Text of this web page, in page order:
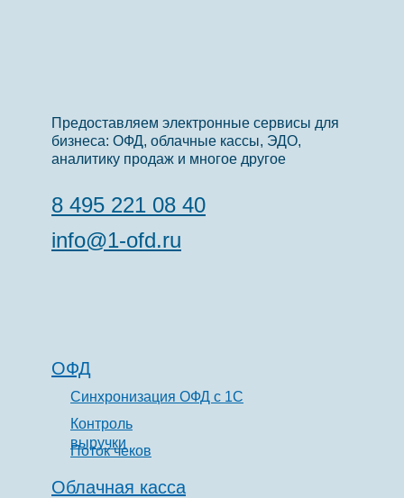
Предоставляем электронные сервисы для
бизнеса: ОФД, облачные кассы, ЭДО,
аналитику продаж и многое другое
8 495 221 08 40
info@1-ofd.ru
Облачная касса
Синхронизация ОФД с 1С
Контроль
выручки
Поток чеков
ОФД